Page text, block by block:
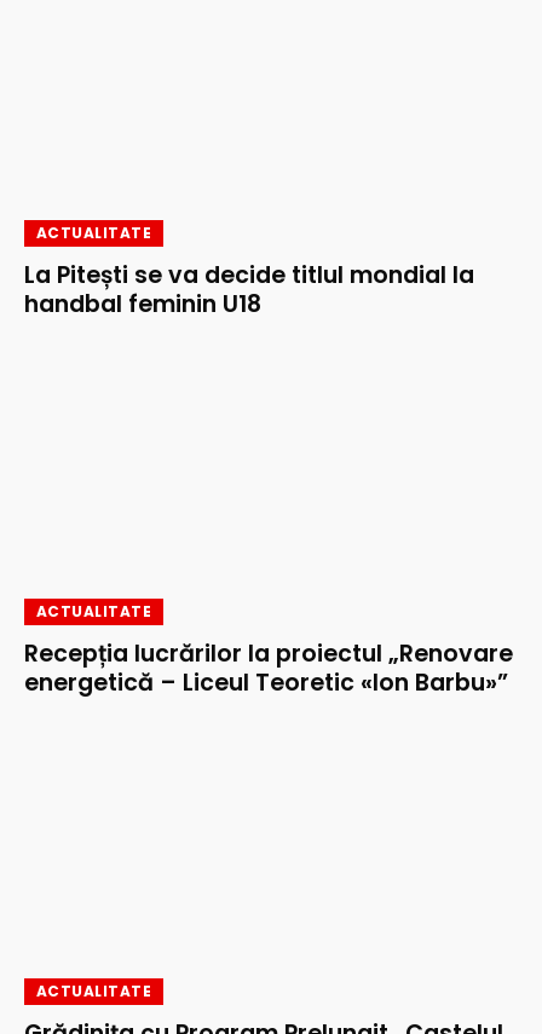
ACTUALITATE
La Pitești se va decide titlul mondial la
handbal feminin U18
ACTUALITATE
Recepția lucrărilor la proiectul „Renovare
energetică – Liceul Teoretic «Ion Barbu»”
ACTUALITATE